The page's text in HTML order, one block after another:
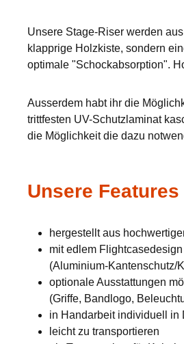
Unsere Stage-Riser werden
klapprige Holzkiste, sondern
optimale "Schockabsorption".
Ausserdem habt ihr die
trittfesten UV-Schutzlaminat
die Möglichkeit die dazu
Unsere
hergestellt aus
mit edlem Flightcasedesign
(Aluminium-Kantenschutz/
optionale Ausstattungen
(Griffe, Bandlogo,
in Handarbeit individuell in
leicht zu transportieren